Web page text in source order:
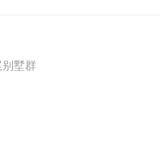
了 查看视频：烂尾别墅群